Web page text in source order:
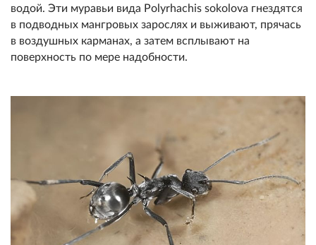
водой. Эти муравьи вида Polyrhachis sokolova гнездятся
в подводных мангровых зарослях и выживают, прячась
в воздушных карманах, а затем всплывают на
поверхность по мере надобности.